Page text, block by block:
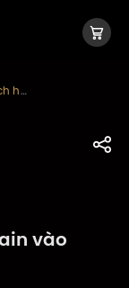
Tước
vào